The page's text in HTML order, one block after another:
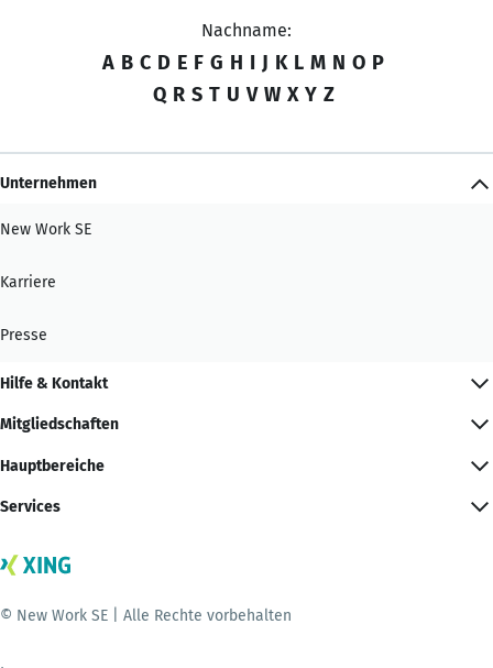
Nachname:
A B C D E F G H I J K L M N O P
Q R S T U V W X Y Z
Unternehmen
New Work SE
Karriere
Presse
Hilfe & Kontakt
Mitgliedschaften
Hauptbereiche
Services
© New Work SE | Alle Rechte vorbehalten